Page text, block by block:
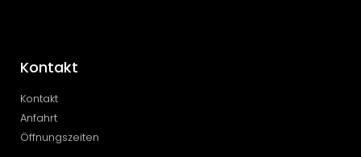
Kontakt
Kontakt
Anfahrt
Öffnungszeiten